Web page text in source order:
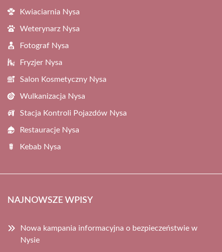
Kwiaciarnia Nysa
Weterynarz Nysa
Fotograf Nysa
Fryzjer Nysa
Salon Kosmetyczny Nysa
Wulkanizacja Nysa
Stacja Kontroli Pojazdów Nysa
Restauracje Nysa
Kebab Nysa
NAJNOWSZE WPISY
Nowa kampania informacyjna o bezpieczeństwie w
Nysie